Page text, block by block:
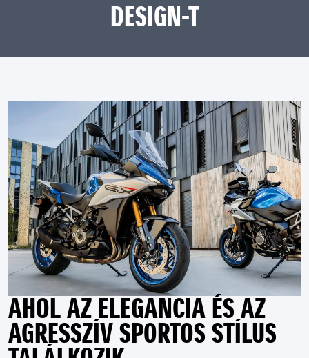
DESIGN-T
AHOL AZ ELEGANCIA ÉS AZ
AGRESSZÍV SPORTOS STÍLUS